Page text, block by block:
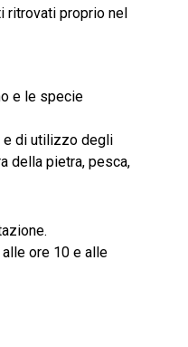
ritrovati proprio nel
e le specie
e di utilizzo degli
della pietra, pesca,
ore 10 e alle